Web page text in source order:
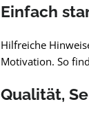
Einfach
Hilfreiche
Motivation. So
Qualität,